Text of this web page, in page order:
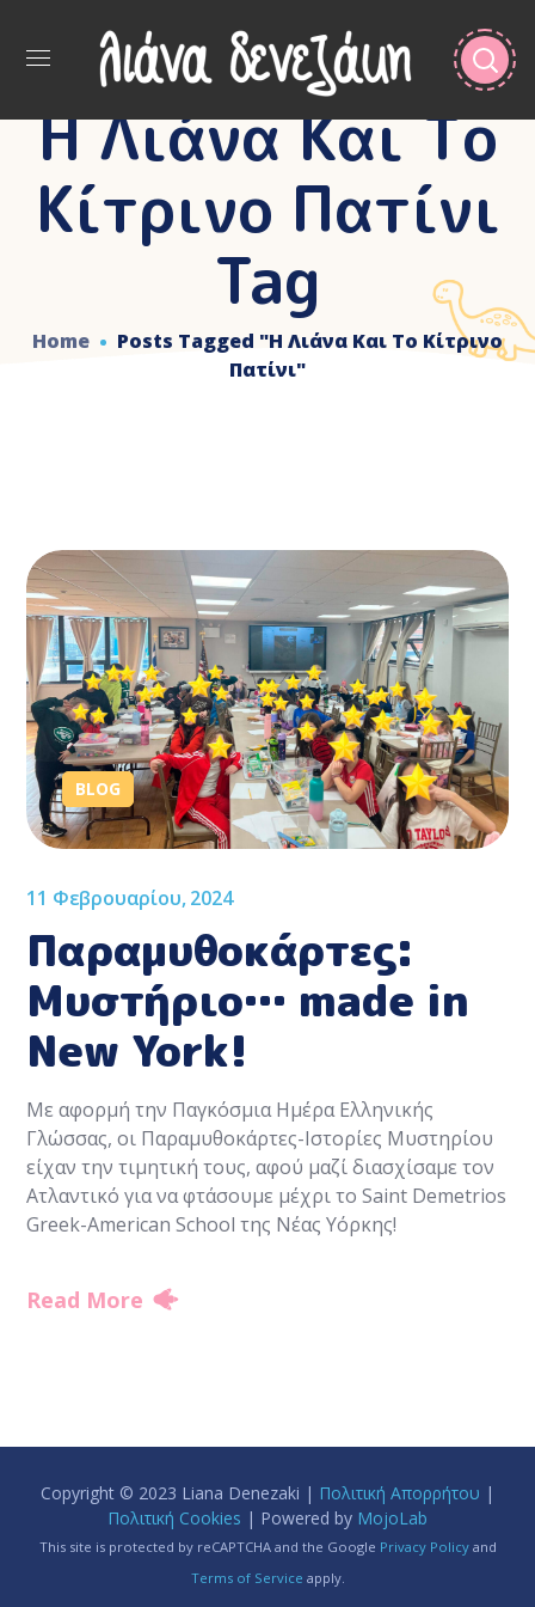
Η Λιάνα Και Το
Κίτρινο Πατίνι
Tag
Home
Posts Tagged "Η Λιάνα Και Το Κίτρινο
Πατίνι"
BLOG
11 Φεβρουαρίου, 2024
Παραμυθοκάρτες:
Μυστήριο… made in
New York!
Με αφορμή την Παγκόσμια Ημέρα Ελληνικής
Γλώσσας, οι Παραμυθοκάρτες-Ιστορίες Μυστηρίου
είχαν την τιμητική τους, αφού μαζί διασχίσαμε τον
Ατλαντικό για να φτάσουμε μέχρι το Saint Demetrios
Greek-American School της Νέας Υόρκης!
Read More
Copyright © 2023 Liana Denezaki | Πολιτική Απορρήτου |
Πολιτική Cookies | Powered by MojoLab
This site is protected by reCAPTCHA and the Google Privacy Policyand
Terms of Service apply.